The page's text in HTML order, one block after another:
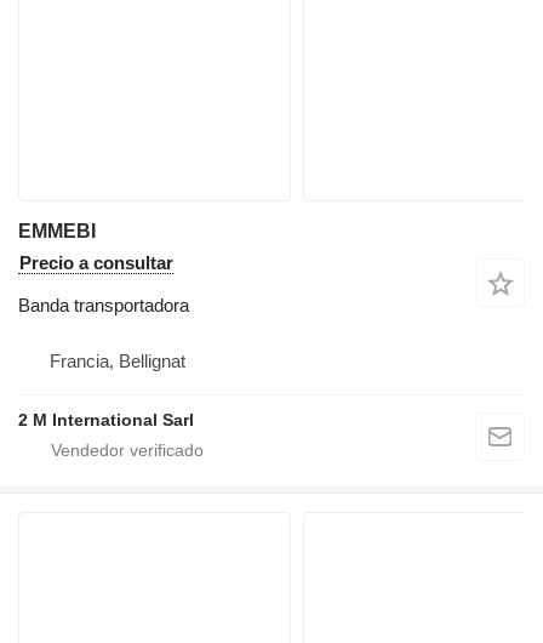
EMMEBI
Precio a consultar
Banda transportadora
Francia, Bellignat
2 M International Sarl